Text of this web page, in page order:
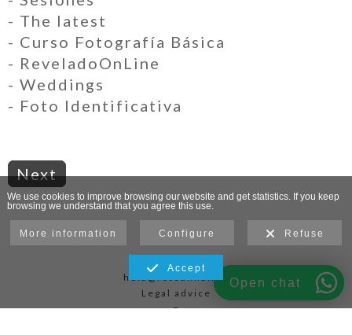
- The latest
- Curso Fotografía Básica
- ReveladoOnLine
- Weddings
- Foto Identificativa
Next
hola@fotoannai.es
Legal advice
We use cookies to improve browsing our website and get statistics. If you keep
browsing we understand that you agree this use.
More information Configure Refuse
Accept
Open chat